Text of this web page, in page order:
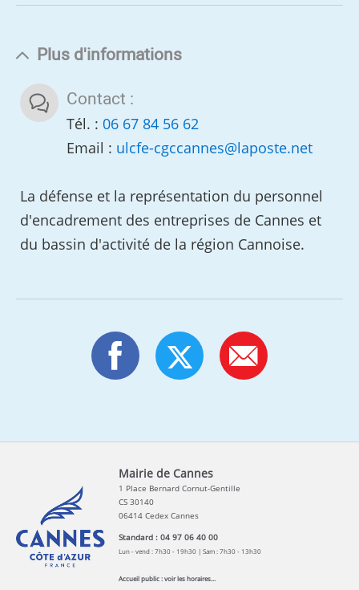
Plus d'informations
Contact :
Tél. : 06 67 84 56 62
Email : ulcfe-cgccannes@laposte.net
La défense et la représentation du personnel
d'encadrement des entreprises de Cannes et
du bassin d'activité de la région Cannoise.
Mairie de Cannes
1 Place Bernard Cornut-Gentille
CS 30140
06414 Cedex Cannes
Standard : 04 97 06 40 00
Lun - vend : 7h30 - 19h30 | Sam : 7h30 - 13h30
Accueil public :voir les horaires...